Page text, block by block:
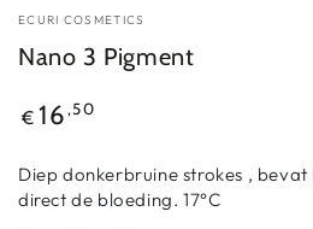
ECURI COSMETICS
Nano 3 Pigment
Reguliere
€ 16 ,50
Diep donkerbruine strokes ,
direct de bloeding. 17°C